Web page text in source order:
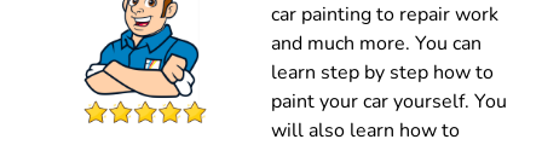
car painting to repair work
and much more. You can
learn step by step how to
paint your car yourself. You
will also learn how to